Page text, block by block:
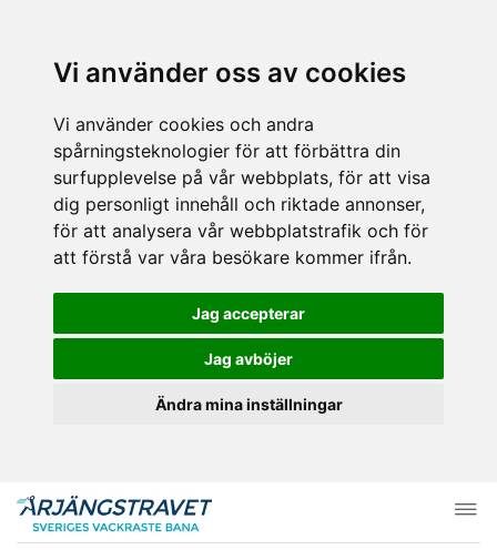
Vi använder oss av cookies
Vi använder cookies och andra
spårningsteknologier för att förbättra din
surfupplevelse på vår webbplats, för att visa
dig personligt innehåll och riktade annonser,
för att analysera vår webbplatstrafik och för
att förstå var våra besökare kommer ifrån.
Jag accepterar
Jag avböjer
Ändra mina inställningar